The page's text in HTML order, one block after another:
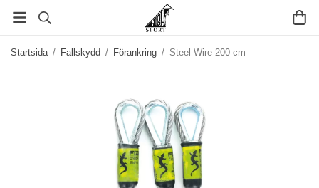
Startsida / Fallskydd / Förankring / Steel Wire 200 cm